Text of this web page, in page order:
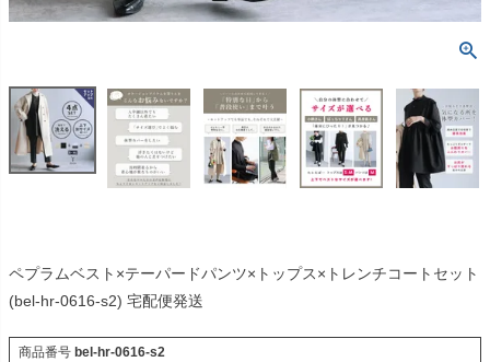
ペプラムベスト×テーパードパンツ×トップス×トレンチコートセット
(bel-hr-0616-s2) 宅配便発送
商品番号 bel-hr-0616-s2